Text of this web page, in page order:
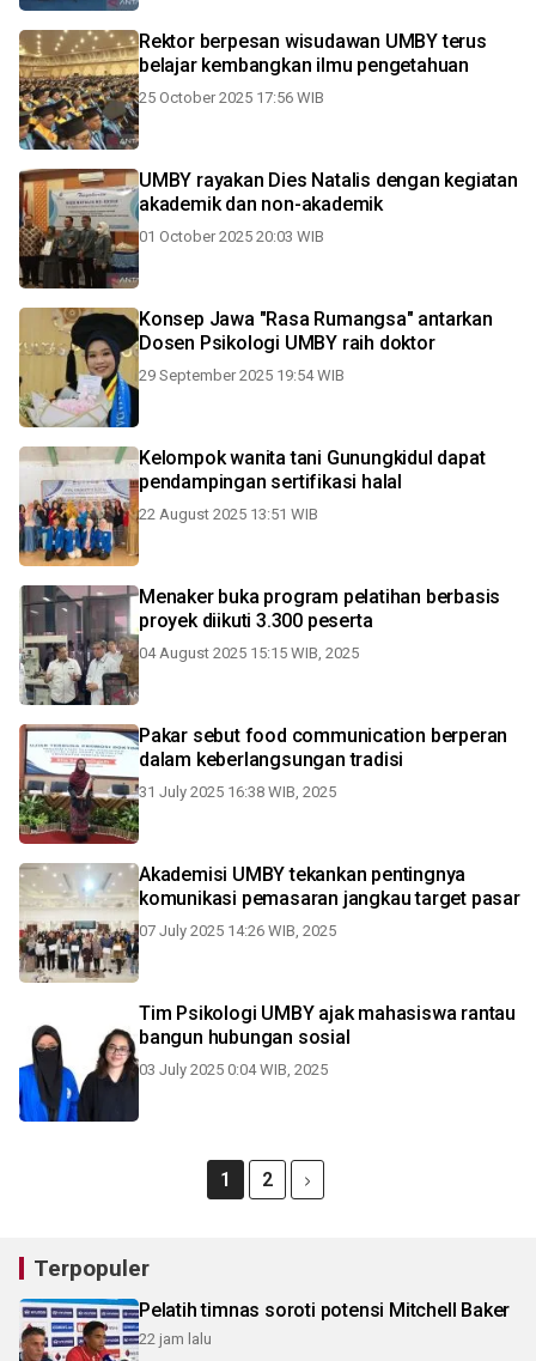
Rektor berpesan wisudawan UMBY terus
belajar kembangkan ilmu pengetahuan
25 October 2025 17:56 WIB
UMBY rayakan Dies Natalis dengan kegiatan
akademik dan non-akademik
01 October 2025 20:03 WIB
Konsep Jawa "Rasa Rumangsa" antarkan
Dosen Psikologi UMBY raih doktor
29 September 2025 19:54 WIB
Kelompok wanita tani Gunungkidul dapat
pendampingan sertifikasi halal
22 August 2025 13:51 WIB
Menaker buka program pelatihan berbasis
proyek diikuti 3.300 peserta
04 August 2025 15:15 WIB, 2025
Pakar sebut food communication berperan
dalam keberlangsungan tradisi
31 July 2025 16:38 WIB, 2025
Akademisi UMBY tekankan pentingnya
komunikasi pemasaran jangkau target pasar
07 July 2025 14:26 WIB, 2025
Tim Psikologi UMBY ajak mahasiswa rantau
bangun hubungan sosial
03 July 2025 0:04 WIB, 2025
1 2
Terpopuler
Pelatih timnas soroti potensi Mitchell Baker
22 jam lalu